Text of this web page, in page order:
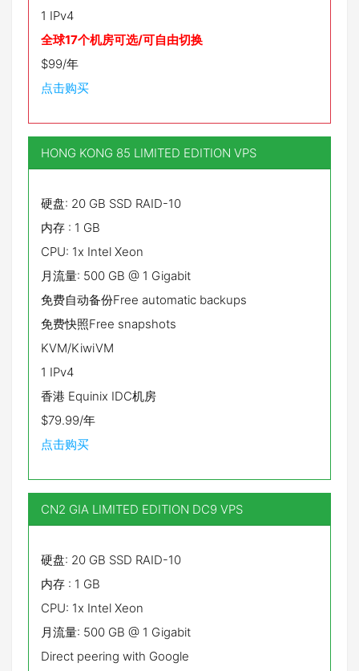
1 IPv4
全球17个机房可选/可自由切换
$99/年
点击购买
HONG KONG 85 LIMITED EDITION VPS
硬盘: 20 GB SSD RAID-10
内存 : 1 GB
CPU: 1x Intel Xeon
月流量: 500 GB @ 1 Gigabit
免费自动备份Free automatic backups
免费快照Free snapshots
KVM/KiwiVM
1 IPv4
香港 Equinix IDC机房
$79.99/年
点击购买
CN2 GIA LIMITED EDITION DC9 VPS
硬盘: 20 GB SSD RAID-10
内存 : 1 GB
CPU: 1x Intel Xeon
月流量: 500 GB @ 1 Gigabit
Direct peering with Google